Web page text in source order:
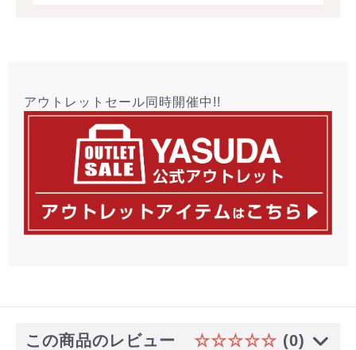
アウトレットセール同時開催中!!
この商品のレビュー ☆☆☆☆☆ (0)